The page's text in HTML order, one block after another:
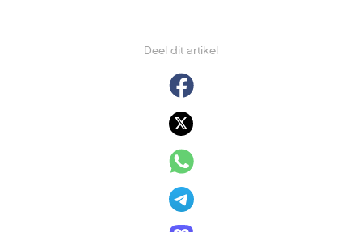
Deel dit artikel